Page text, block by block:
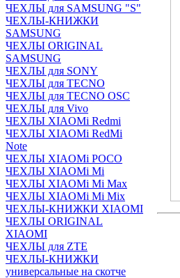
ЧЕХЛЫ для SAMSUNG "S"
ЧЕХЛЫ-КНИЖКИ
SAMSUNG
ЧЕХЛЫ ORIGINAL
SAMSUNG
ЧЕХЛЫ для SONY
ЧЕХЛЫ для TECNO
ЧЕХЛЫ для TECNO OSC
ЧЕХЛЫ для Vivo
ЧЕХЛЫ XIAOMi Redmi
ЧЕХЛЫ XIAOMi RedMi
Note
ЧЕХЛЫ XIAOMi POCO
ЧЕХЛЫ XIAOMi Mi
ЧЕХЛЫ XIAOMi Mi Max
ЧЕХЛЫ XIAOMi Mi Mix
ЧЕХЛЫ-КНИЖКИ XIAOMI
ЧЕХЛЫ ORIGINAL
XIAOMI
ЧЕХЛЫ для ZTE
ЧЕХЛЫ-КНИЖКИ
универсальные на скотче